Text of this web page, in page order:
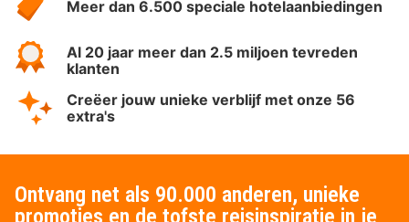
Meer dan 6.500 speciale hotelaanbiedingen
Al 20 jaar meer dan 2.5 miljoen tevreden
klanten
Creëer jouw unieke verblijf met onze 56
extra's
Ontvang net als 90.000 anderen, unieke
promoties en de tofste reisinspiratie in je